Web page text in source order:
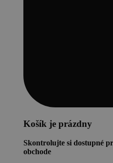
Košík je prázdny
Skontrolujte si dostupné
obchode